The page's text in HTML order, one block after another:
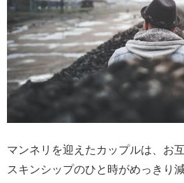
マンネリを迎えたカップルは、お
スキンシップのひと時がめっきり